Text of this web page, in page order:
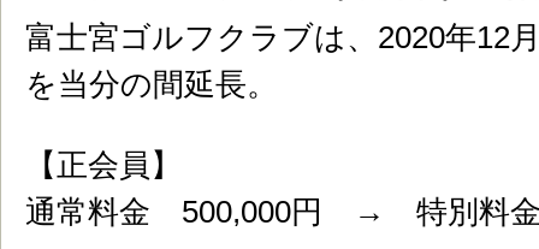
富士宮ゴルフクラブは、2020年12
を当分の間延長。
【正会員】
通常料金 500,000円 → 特別料